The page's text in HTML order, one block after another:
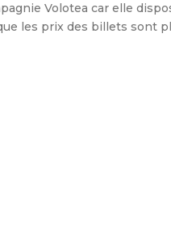
Volotea car elle
les prix des billets sont